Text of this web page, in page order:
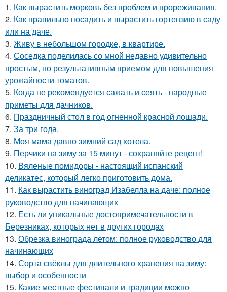
1. Как вырастить морковь без проблем и прореживания.
2. Как правильно посадить и вырастить гортензию в саду
или на даче.
3. Живу в небольшом городке, в квартире.
4. Соседка поделилась со мной недавно удивительно
простым, но результативным приемом для повышения
урожайности томатов.
5. Когда не рекомендуется сажать и сеять - народные
приметы для дачников.
6. Праздничный стол в год огненной красной лошади.
7. За три года.
8. Моя мама давно зимний сад хотела.
9. Перчики на зиму за 15 минут - сохраняйте рецепт!
10. Вяленые помидоры - настоящий испанский
деликатес, который легко приготовить дома.
11. Как вырастить виноград Изабелла на даче: полное
руководство для начинающих
12. Есть ли уникальные достопримечательности в
Березниках, которых нет в других городах
13. Обрезка винограда летом: полное руководство для
начинающих
14. Сорта свёклы для длительного хранения на зиму:
выбор и особенности
15. Какие местные фестивали и традиции можно